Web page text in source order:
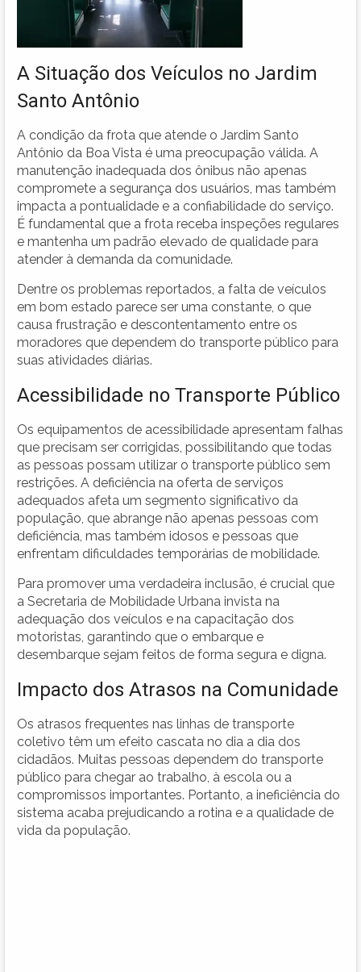
A Situação dos Veículos no Jardim
Santo Antônio
A condição da frota que atende o Jardim Santo
Antônio da Boa Vista é uma preocupação válida. A
manutenção inadequada dos ônibus não apenas
compromete a segurança dos usuários, mas também
impacta a pontualidade e a confiabilidade do serviço.
É fundamental que a frota receba inspeções regulares
e mantenha um padrão elevado de qualidade para
atender à demanda da comunidade.
Dentre os problemas reportados, a falta de veículos
em bom estado parece ser uma constante, o que
causa frustração e descontentamento entre os
moradores que dependem do transporte público para
suas atividades diárias.
Acessibilidade no Transporte Público
Os equipamentos de acessibilidade apresentam falhas
que precisam ser corrigidas, possibilitando que todas
as pessoas possam utilizar o transporte público sem
restrições. A deficiência na oferta de serviços
adequados afeta um segmento significativo da
população, que abrange não apenas pessoas com
deficiência, mas também idosos e pessoas que
enfrentam dificuldades temporárias de mobilidade.
Para promover uma verdadeira inclusão, é crucial que
a Secretaria de Mobilidade Urbana invista na
adequação dos veículos e na capacitação dos
motoristas, garantindo que o embarque e
desembarque sejam feitos de forma segura e digna.
Impacto dos Atrasos na Comunidade
Os atrasos frequentes nas linhas de transporte
coletivo têm um efeito cascata no dia a dia dos
cidadãos. Muitas pessoas dependem do transporte
público para chegar ao trabalho, à escola ou a
compromissos importantes. Portanto, a ineficiência do
sistema acaba prejudicando a rotina e a qualidade de
vida da população.